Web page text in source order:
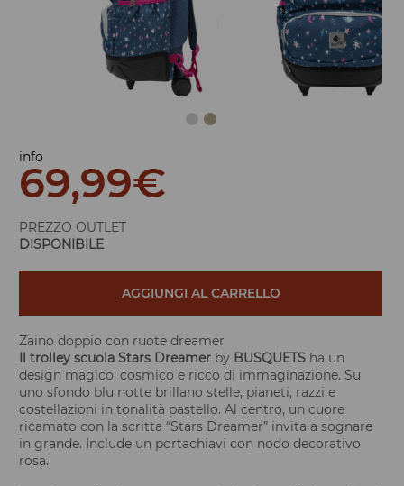
info
69,99€
PREZZO OUTLET
DISPONIBILE
AGGIUNGI AL CARRELLO
Zaino doppio con ruote dreamer
Il trolley scuola Stars Dreamer by BUSQUETS ha un
design magico, cosmico e ricco di immaginazione. Su
uno sfondo blu notte brillano stelle, pianeti, razzi e
costellazioni in tonalità pastello. Al centro, un cuore
ricamato con la scritta “Stars Dreamer” invita a sognare
in grande. Include un portachiavi con nodo decorativo
rosa.